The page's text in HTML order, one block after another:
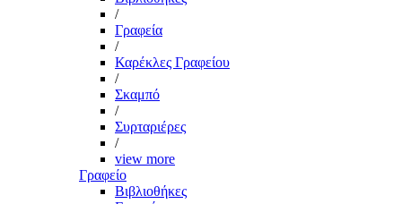
/
Γραφεία
/
Καρέκλες Γραφείου
/
Σκαμπό
/
Συρταριέρες
/
view more
Γραφείο
Βιβλιοθήκες